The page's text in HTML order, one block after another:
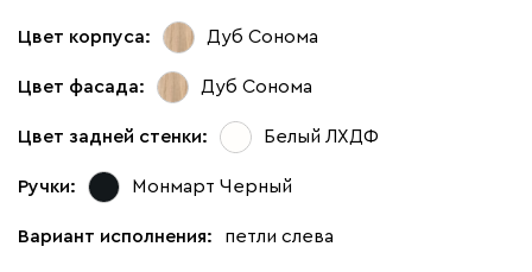
Цвет корпуса: Дуб Сонома
Цвет фасада: Дуб Сонома
Цвет задней стенки: Белый ЛХДФ
Ручки: Монмарт Черный
Вариант исполнения: петли слева